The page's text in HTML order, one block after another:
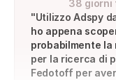
38 giorni
"Utilizzo Adspy
ho appena
probabilmente la
per la ricerca di
Fedotoff per